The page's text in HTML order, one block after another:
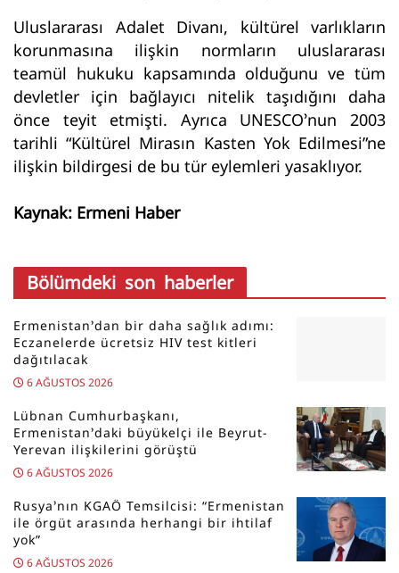
Uluslararası Adalet Divanı, kültürel varlıkların
korunmasına ilişkin normların uluslararası
teamül hukuku kapsamında olduğunu ve tüm
devletler için bağlayıcı nitelik taşıdığını daha
önce teyit etmişti. Ayrıca UNESCO’nun 2003
tarihli “Kültürel Mirasın Kasten Yok Edilmesi”ne
ilişkin bildirgesi de bu tür eylemleri yasaklıyor.
Kaynak: Ermeni Haber
Bölümdeki son haberler
Ermenistan’dan bir daha sağlık adımı:
Eczanelerde ücretsiz HIV test kitleri
dağıtılacak
6 AĞUSTOS 2026
Lübnan Cumhurbaşkanı,
Ermenistan’daki büyükelçi ile Beyrut-
Yerevan ilişkilerini görüştü
6 AĞUSTOS 2026
Rusya’nın KGAÖ Temsilcisi: “Ermenistan
ile örgüt arasında herhangi bir ihtilaf
yok”
6 AĞUSTOS 2026